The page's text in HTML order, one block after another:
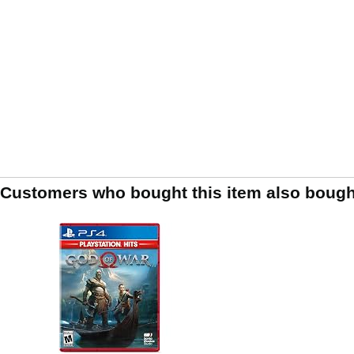
Customers who bought this item also